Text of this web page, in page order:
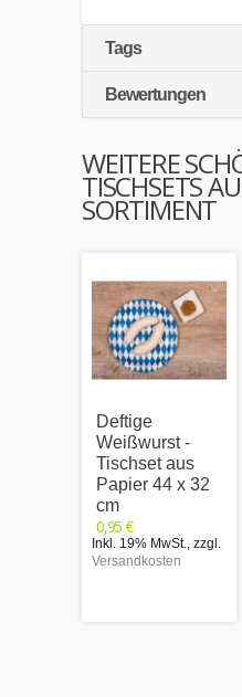
Tags
Bewertungen
WEITERE
TISCHSETS
SORTIMENT
Deftige
Weißwurst -
Tischset aus
Papier 44 x 32
cm
0,95 €
Inkl. 19% MwSt., zzgl.
Versandkosten